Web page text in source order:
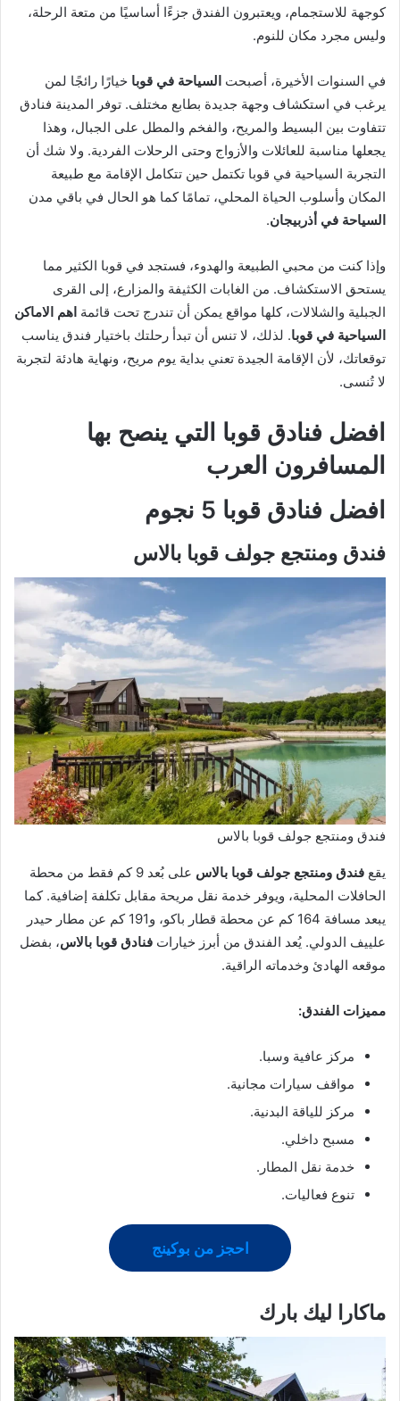
كوجهة للاستجمام، ويعتبرون الفندق جزءًا أساسيًا من متعة الرحلة،
وليس مجرد مكان للنوم.
في السنوات الأخيرة، أصبحت السياحة في قوبا خيارًا رائجًا لمن
يرغب في استكشاف وجهة جديدة بطابع مختلف. توفر المدينة فنادق
تتفاوت بين البسيط والمريح، والفخم والمطل على الجبال، وهذا
يجعلها مناسبة للعائلات والأزواج وحتى الرحلات الفردية. ولا شك أن
التجربة السياحية في قوبا تكتمل حين تتكامل الإقامة مع طبيعة
المكان وأسلوب الحياة المحلي، تمامًا كما هو الحال في باقي مدن
السياحة في أذربيجان.
وإذا كنت من محبي الطبيعة والهدوء، فستجد في قوبا الكثير مما
يستحق الاستكشاف. من الغابات الكثيفة والمزارع، إلى القرى
الجبلية والشلالات، كلها مواقع يمكن أن تندرج تحت قائمة اهم الاماكن
السياحية في قوبا. لذلك، لا تنس أن تبدأ رحلتك باختيار فندق يناسب
توقعاتك، لأن الإقامة الجيدة تعني بداية يوم مريح، ونهاية هادئة لتجربة
لا تُنسى.
افضل فنادق قوبا التي ينصح بها
المسافرون العرب
افضل فنادق قوبا 5 نجوم
فندق ومنتجع جولف قوبا بالاس
فندق ومنتجع جولف قوبا بالاس
يقع فندق ومنتجع جولف قوبا بالاس
على بُعد 9 كم فقط من محطة
الحافلات المحلية، ويوفر خدمة نقل مريحة مقابل تكلفة إضافية. كما
يبعد مسافة 164 كم عن محطة قطار باكو، و191 كم عن مطار حيدر
علييف الدولي. يُعد الفندق من أبرز خيارات فنادق قوبا بالاس، بفضل
موقعه الهادئ وخدماته الراقية.
مميزات الفندق:
مركز عافية وسبا.
مواقف سيارات مجانية.
مركز للياقة البدنية.
مسبح داخلي.
خدمة نقل المطار.
تنوع فعاليات.
احجز من بوكينج
ماكارا ليك بارك